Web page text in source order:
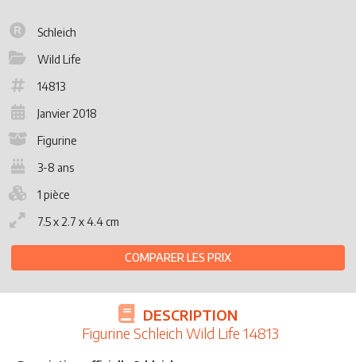
Schleich
Wild Life
14813
Janvier 2018
Figurine
3-8 ans
1 pièce
7.5 x 2.7 x 4.4 cm
COMPARER LES PRIX
DESCRIPTION
Figurine Schleich Wild Life 14813